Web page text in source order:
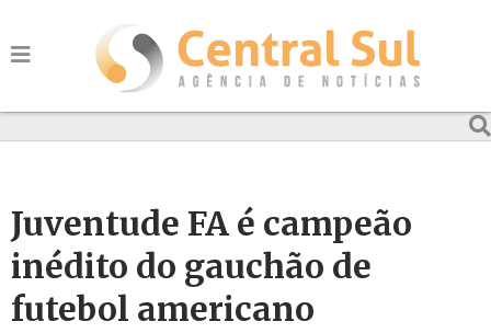
Juventude FA é campeão
inédito do gauchão de
futebol americano